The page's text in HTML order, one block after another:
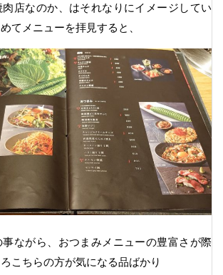
店なのか、はそれなりにイメージしてい
てメニューを拝見すると、
ながら、おつまみメニューの豊富さが際
こちらの方が気になる品ばかり